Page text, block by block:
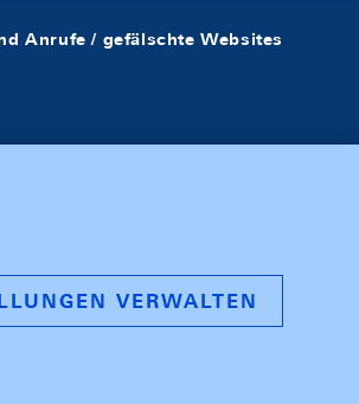
Anrufe / gefälschte Websites
VERWALTEN